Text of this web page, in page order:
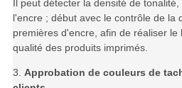
Il peut détecter la densité de
l'encre ; début avec le contrôle de la
premières d'encre, afin de réaliser le
qualité des produits imprimés.
3. Approbation de couleurs de